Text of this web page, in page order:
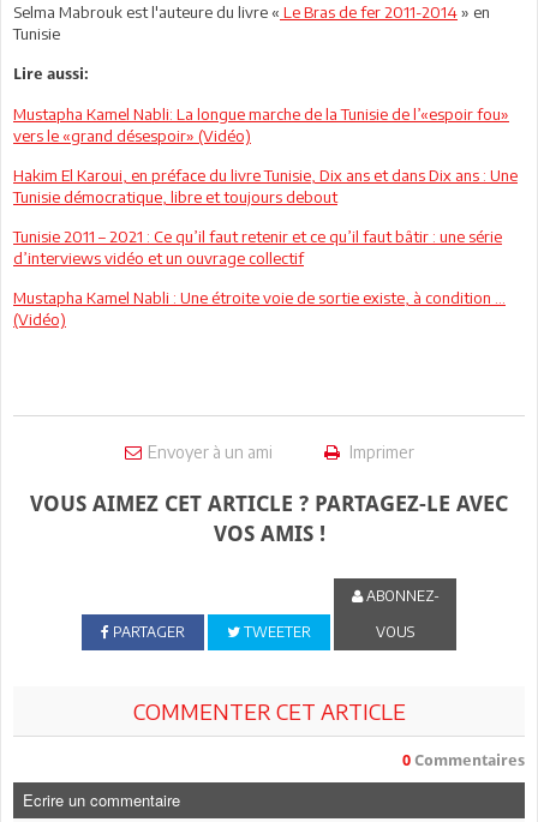
Selma Mabrouk est l'auteure du livre « Le Bras de fer 2011-2014» en
Tunisie
Lire aussi:
Mustapha Kamel Nabli: La longue marche de la Tunisie de l’«espoir fou»
vers le «grand désespoir» (Vidéo)
Hakim El Karoui, en préface du livre Tunisie, Dix ans et dans Dix ans : Une
Tunisie démocratique, libre et toujours debout
Tunisie 2011 – 2021 : Ce qu’il faut retenir et ce qu’il faut bâtir : une série
d’interviews vidéo et un ouvrage collectif
Mustapha Kamel Nabli : Une étroite voie de sortie existe, à condition ...
(Vidéo)
Envoyer à un ami Imprimer
VOUS AIMEZ CET ARTICLE ? PARTAGEZ-LE AVEC
VOS AMIS !
PARTAGER TWEETER
ABONNEZ-
VOUS
COMMENTER CET ARTICLE
0 Commentaires
Ecrire un commentaire